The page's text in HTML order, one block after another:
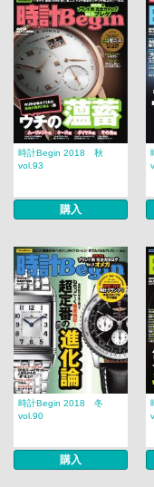
時計Begin 2018 秋
vol.93
購入
時計Begin 2018 冬
vol.90
購入